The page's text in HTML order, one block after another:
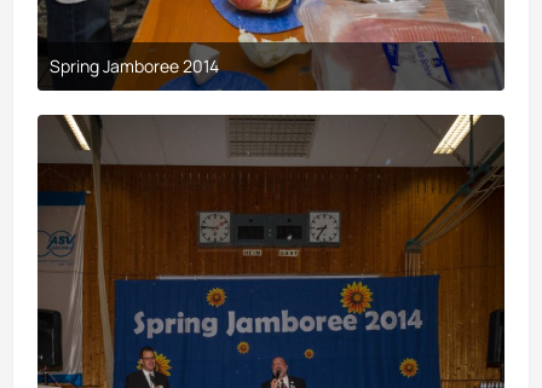
Spring Jamboree 2014
9. April 2017 um 19:44